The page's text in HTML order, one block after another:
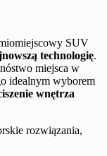
SUV
technologię.
miejsca w
idealnym wyborem
wnętrza
rozwiązania,